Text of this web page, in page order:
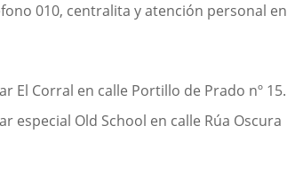
010, centralita y atención personal en
El Corral en calle Portillo de Prado nº 15.
especial Old School en calle Rúa Oscura